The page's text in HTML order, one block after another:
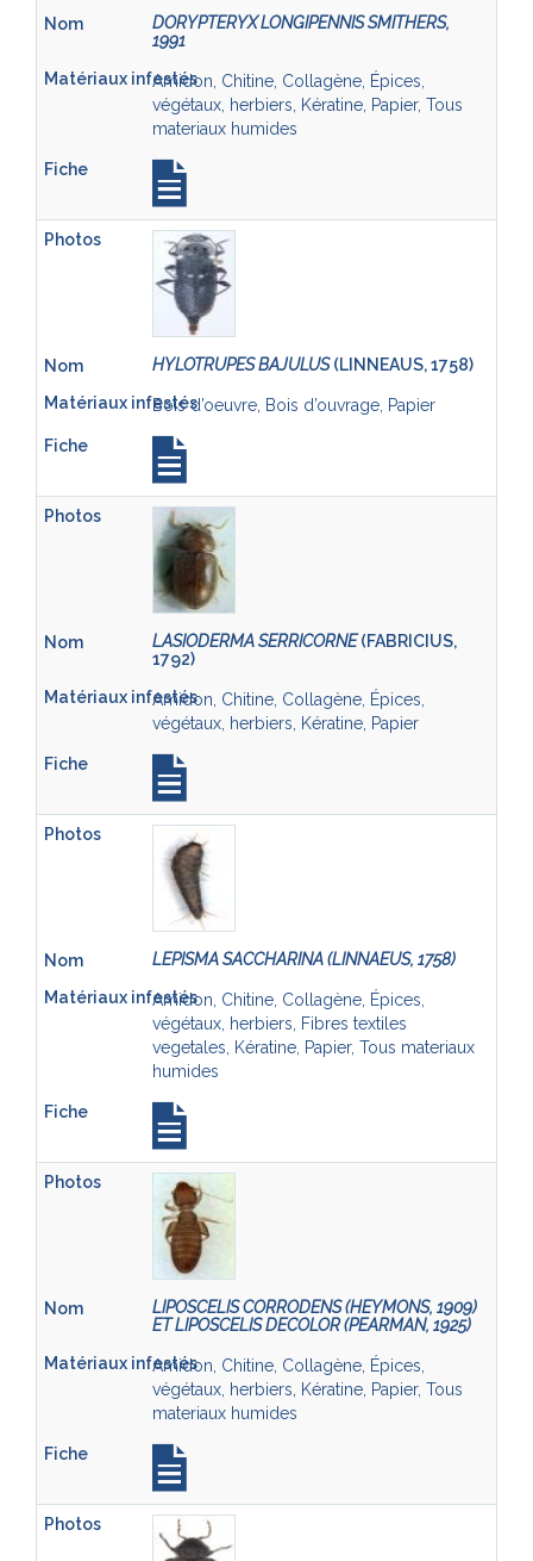
DORYPTERYX LONGIPENNIS SMITHERS,
1991
Amidon, Chitine, Collagène, Épices,
végétaux, herbiers, Kératine, Papier, Tous
materiaux humides
HYLOTRUPES BAJULUS(LINNEAUS, 1758)
Bois d’oeuvre, Bois d’ouvrage, Papier
LASIODERMA SERRICORNE(FABRICIUS,
1792)
Amidon, Chitine, Collagène, Épices,
végétaux, herbiers, Kératine, Papier
LEPISMA SACCHARINA (LINNAEUS, 1758)
Amidon, Chitine, Collagène, Épices,
végétaux, herbiers, Fibres textiles
vegetales, Kératine, Papier, Tous materiaux
humides
LIPOSCELIS CORRODENS (HEYMONS, 1909)
ET LIPOSCELIS DECOLOR (PEARMAN, 1925)
Amidon, Chitine, Collagène, Épices,
végétaux, herbiers, Kératine, Papier, Tous
materiaux humides